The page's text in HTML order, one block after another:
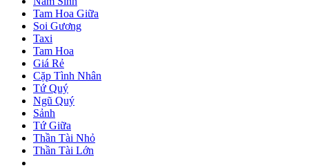
Tam Hoa Giữa
Soi Gương
Taxi
Tam Hoa
Giá Rẻ
Cặp Tình Nhân
Tứ Quý
Ngũ Quý
Sảnh
Tứ Giữa
Thần Tài Nhỏ
Thần Tài Lớn